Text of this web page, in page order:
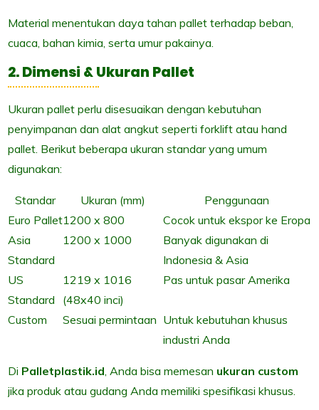
Material menentukan daya tahan pallet terhadap beban,
cuaca, bahan kimia, serta umur pakainya.
2. Dimensi & Ukuran Pallet
Ukuran pallet perlu disesuaikan dengan kebutuhan
penyimpanan dan alat angkut seperti forklift atau hand
pallet. Berikut beberapa ukuran standar yang umum
digunakan:
Standar Ukuran (mm)
Penggunaan
Euro Pallet1200 x 800
Cocok untuk ekspor ke Eropa
Asia
Standard
1200 x 1000
Banyak digunakan di
Indonesia & Asia
US
Standard
1219 x 1016
(48x40 inci)
Pas untuk pasar Amerika
Custom Sesuai permintaan Untuk kebutuhan khusus
industri Anda
Di Palletplastik.id, Anda bisa memesan ukuran custom
jika produk atau gudang Anda memiliki spesifikasi khusus.